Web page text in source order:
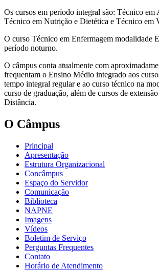
Os cursos em período integral são: Técnico em
Técnico em Nutrição e Dietética e Técnico em
O curso Técnico em Enfermagem modalidade
período noturno.
O câmpus conta atualmente com
frequentam o Ensino Médio integrado aos
tempo integral regular e ao curso técnico na
curso de graduação, além de cursos de
Distância.
O Câmpus
Principal
Apresentação
Estrutura Organizacional
Concâmpus
Espaço do Servidor
Comunicação
Biblioteca
NAPNE
Imagens
Vídeos
Boletim de Serviço
Perguntas Frequentes
Contato
Horário de Atendimento